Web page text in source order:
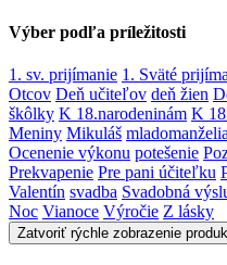
Výber podľa príležitosti
1. sv. prijímanie 1. Sväté
Otcov Deň učiteľov deň žien
škôlky K 18.narodeninám K
Meniny Mikuláš mladomanželia
Ocenenie výkonu potešenie
Prekvapenie Pre pani účiteľku
Valentín svadba Svadobná
Noc Vianoce Výročie Z lásky
Zatvoriť rýchle zobrazenie